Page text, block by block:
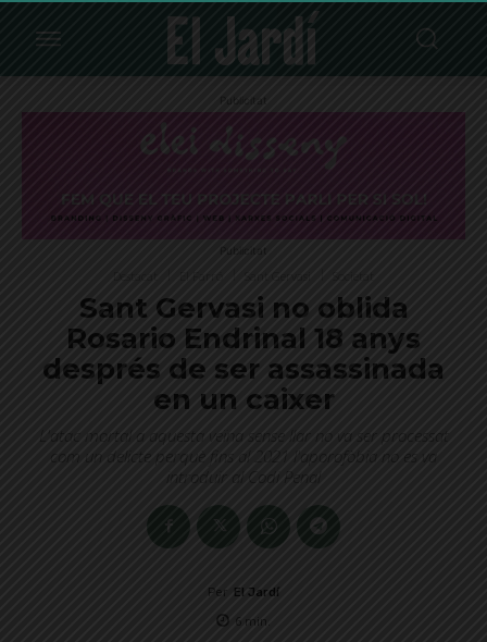
Publicitat
Publicitat
Sant Gervasi no oblida
Rosario Endrinal 18 anys
després de ser assassinada
en un caixer
L'atac mortal a aquesta veïna sense llar no va ser processat
com un delicte perquè fins al 2021 l'aporofòbia no es va
introduir al Codi Penal
Per El Jardí
6min.